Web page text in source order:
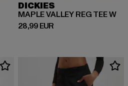
DICKIES
MAPLE VALLEY REG TEE W
28,99 EUR
Derzeitiger Preis: 28,99 EUR